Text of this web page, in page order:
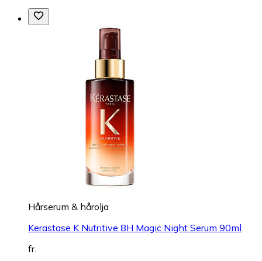
Hårserum & hårolja
Kerastase K Nutritive 8H Magic Night Serum 90ml
fr.